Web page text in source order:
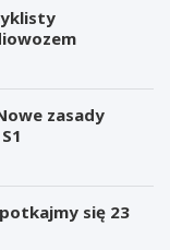
zasady
się 23